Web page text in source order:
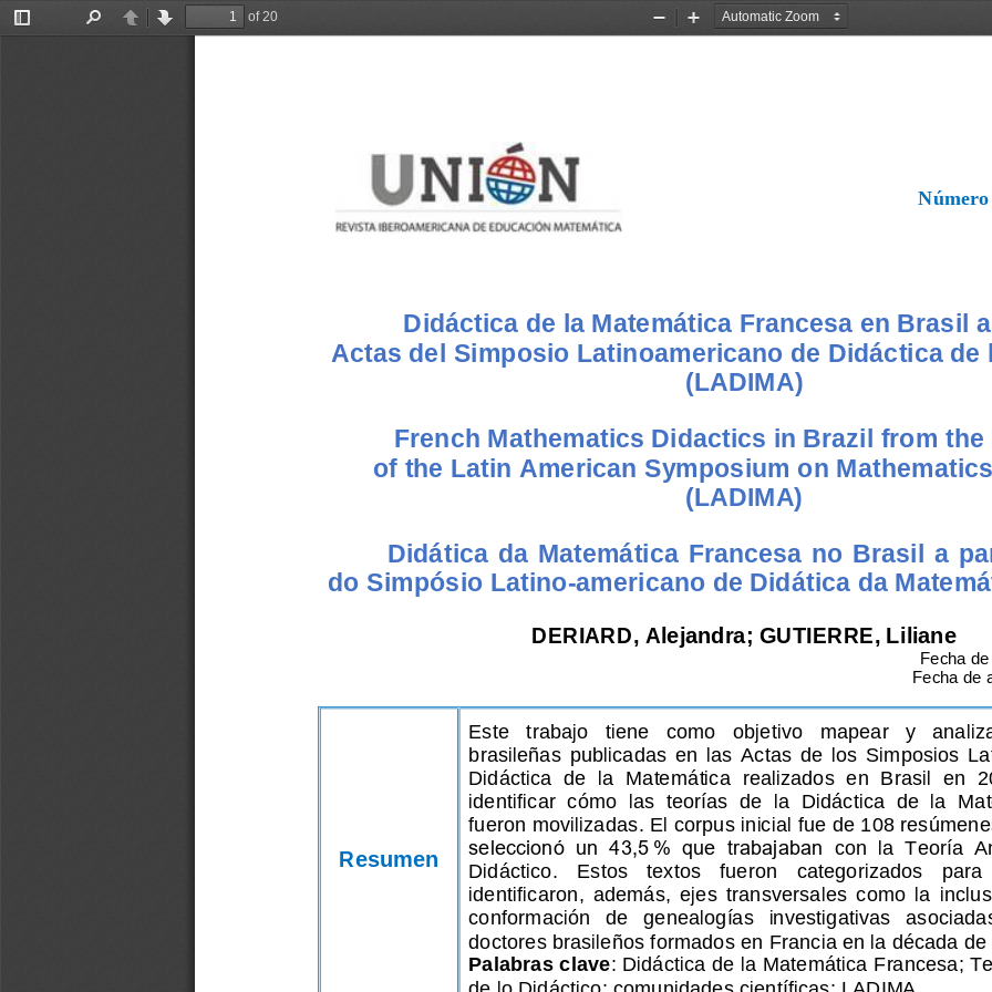
Toggle
PreviousNext
of 20
Zoom
Zoom
Número
Didáctica de la Matemática Francesa en Brasil
Actas del Simposio Latinoamericano de Didáctica de
(LADIMA)
French Mathematics Didactics in Brazil from the
of the Latin American Symposium on
(L ADIMA)
Didática  da  Matemática  Francesa  no  Brasil  a
do Simpósio Latino-americano de Didática da
DERIARD, Alejandra; GUTIERRE, Liliane
Fecha
Fecha de
Resumen
Este   trabajo   tiene   como   objetivo mapear   y
brasileñas  publicadas  en  las Actas de  los  Simposios
Didáctica  de  la
Matemática  realizados  en  Brasil  en
identificar  cómo  las  teorías  de  la  Didáctica  de  la
fueron movilizadas. El corpus inicial fue de 108
seleccionó  un  43,5 %  que  trabajaban con  la  Teoría
Didáctico.   Estos   textos   fueron
categorizados   para
identificaron ,  además, ejes  transversales  como  la
conformación   de   genealogías   investigativas
doctores brasileños formados en Francia en la década de
Palabras clave: Didáctica de la Matemática Francesa;
de lo Didáctico; comunidades científicas; LADIMA